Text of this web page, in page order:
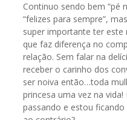
Continuo sendo bem “pé
“felizes para sempre”,
super importante ter este
que faz diferença no
relação. Sem falar na
receber o carinho dos
ser noiva então…toda
princesa uma vez na
passando e estou